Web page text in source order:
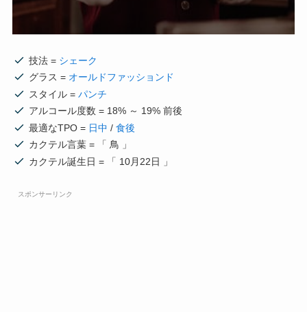
技法 = シェーク
グラス = オールドファッションド
スタイル =パンチ
アルコール度数 = 18% ～ 19% 前後
最適なTPO = 日中 /食後
カクテル言葉 = 「 鳥 」
カクテル誕生日 = 「 10月22日 」
スポンサーリンク